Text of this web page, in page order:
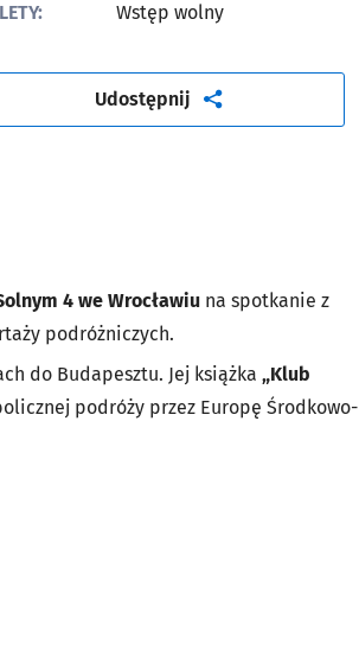
Wstęp wolny
Udostępnijartykuł
4 we Wrocławiu na spotkanie z
podróżniczych.
do Budapesztu. Jej książka „Klub
podróży przez Europę Środkowo-